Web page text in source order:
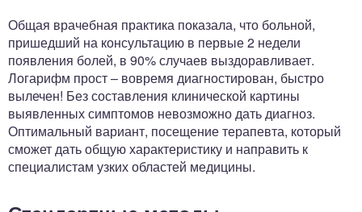
Общая врачебная практика показала, что больной,
пришедший на консультацию в первые 2 недели
появления болей, в 90% случаев выздоравливает.
Логарифм прост – вовремя диагностирован, быстро
вылечен! Без составления клинической картины
выявленных симптомов невозможно дать диагноз.
Оптимальный вариант, посещение терапевта, который
сможет дать общую характеристику и направить к
специалистам узких областей медицины.